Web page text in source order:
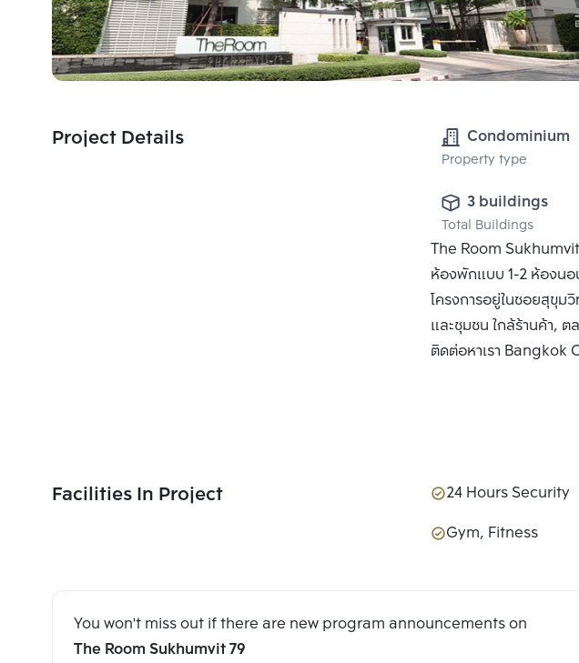
Project Details Condominium
Property type
3 buildings
Total Buildings
The Room
ห้องพักแบบ 1-2 ห้องน
โครงการอยู่ในซอยสุขุม
และชุมชน ใกล้ร้านค้า,
ติดต่อหาเรา Bangkok
Facilities In Project 24 Hours Security
Gym, Fitness
You won't miss out if there are new program announcements on
The Room Sukhumvit 79